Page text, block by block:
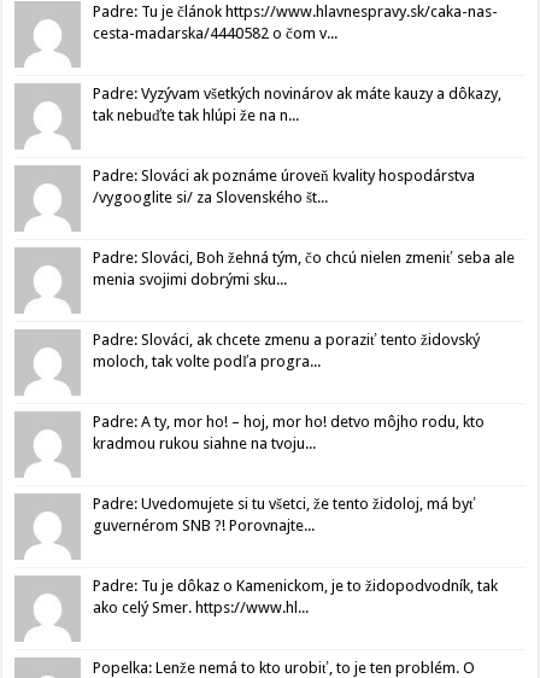
Padre: Tu je článok https://www.hlavnespravy.sk/caka-nas-
cesta-madarska/4440582 o čom v...
Padre: Vyzývam všetkých novinárov ak máte kauzy a dôkazy,
tak nebuďte tak hlúpi že na n...
Padre: Slováci ak poznáme úroveň kvality hospodárstva
/vygooglite si/ za Slovenského št...
Padre: Slováci, Boh žehná tým, čo chcú nielen zmeniť seba ale
menia svojimi dobrými sku...
Padre: Slováci, ak chcete zmenu a poraziť tento židovský
moloch, tak volte podľa progra...
Padre: A ty, mor ho! – hoj, mor ho! detvo môjho rodu, kto
kradmou rukou siahne na tvoju...
Padre: Uvedomujete si tu všetci, že tento židoloj, má byť
guvernérom SNB ?! Porovnajte...
Padre: Tu je dôkaz o Kamenickom, je to židopodvodník, tak
ako celý Smer. https://www.hl...
Popelka: Lenže nemá to kto urobiť, to je ten problém. O